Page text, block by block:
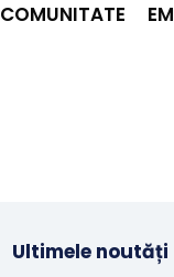
COMUNITATE
Ultimele noutăți